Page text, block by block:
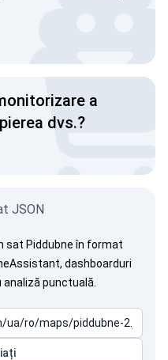
a
dvs.?
JSON
sat Piddubne în format
dashboarduri
punctuală.